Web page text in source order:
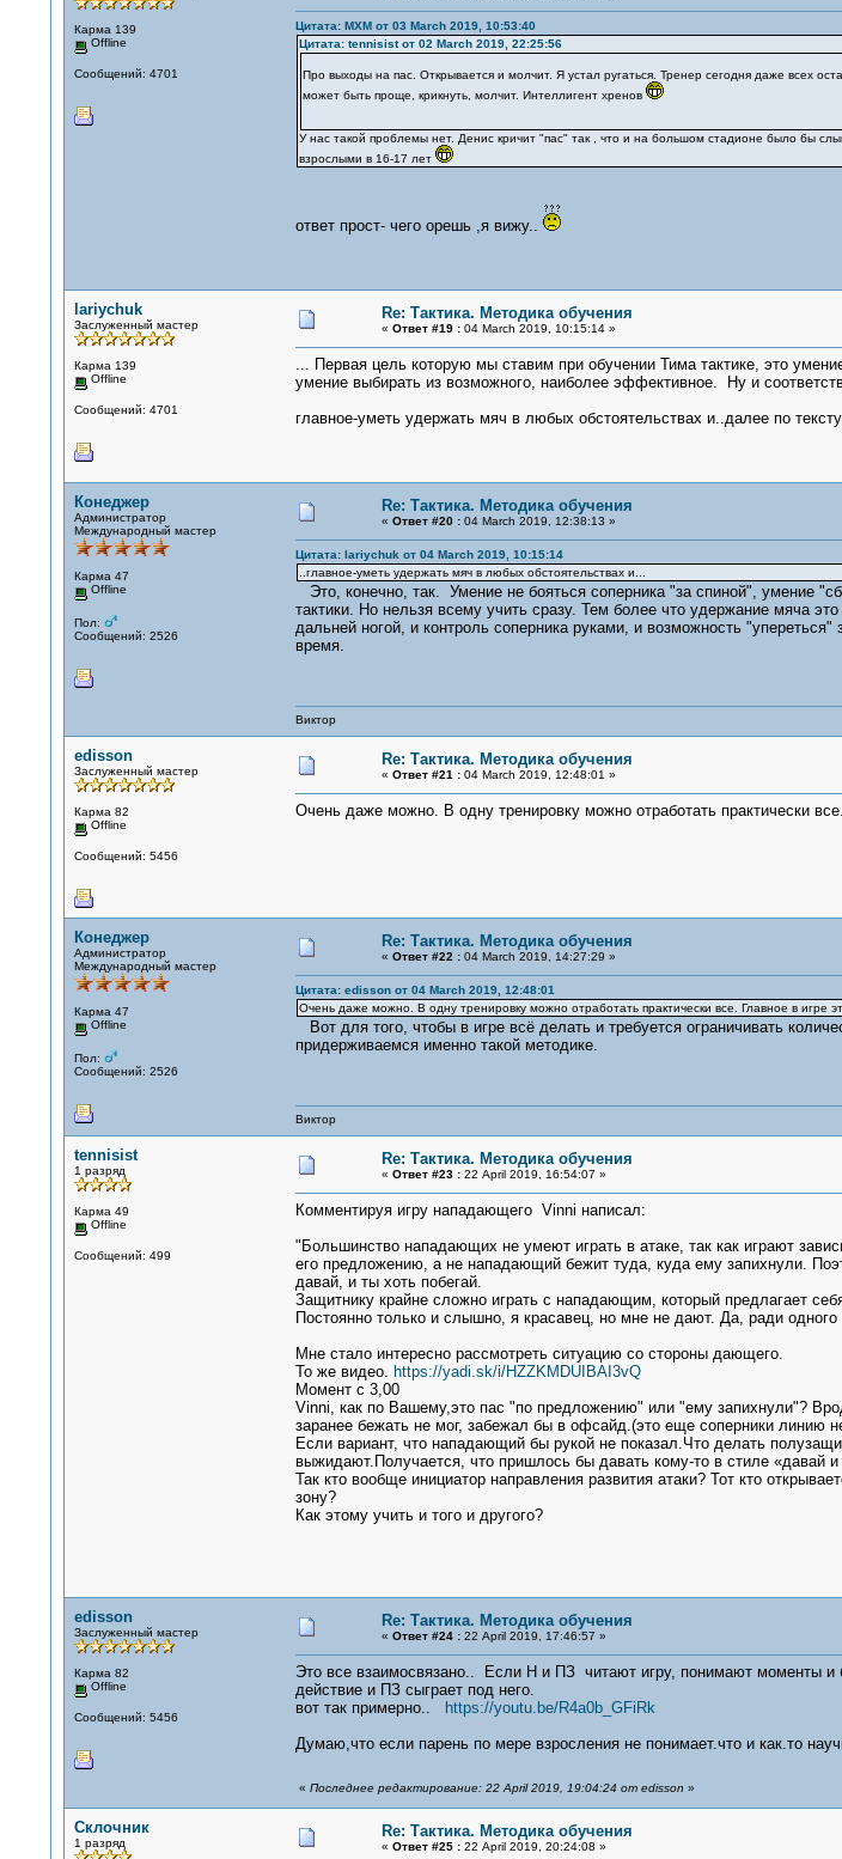
Карма 139
Offline
Сообщений: 4701
Цитата: MXM от 03 March 2019, 10:53:40
Цитата: tennisist от 02 March 2019, 22:25:56
Про выходы на пас. Открывается и молчит. Я устал ругаться. Тренер сегодня даже всех
может быть проще, крикнуть, молчит. Интеллигент хренов
У нас такой проблемы нет. Денис кричит "пас" так , что и на большом стадионе было бы
взрослыми в 16-17 лет
ответ прост- чего орешь ,я вижу..
lariychuk
Заслуженный мастер
Карма 139
Offline
Сообщений: 4701
Re: Тактика. Методика обучения
« Ответ #19 :04 March 2019, 10:15:14 »
... Первая цель которую мы ставим при обучении Тима тактике, это
умение выбирать из возможного, наиболее эффективное. Ну и
главное-уметь удержать мяч в любых обстоятельствах и..далее по
Конеджер
Администратор
Международный мастер
Карма 47
Offline
Пол:
Сообщений: 2526
Re: Тактика. Методика обучения
« Ответ #20 :04 March 2019, 12:38:13 »
Цитата: lariychuk от 04 March 2019, 10:15:14
..главное-уметь удержать мяч в любых обстоятельствах и...
Это, конечно, так. Умение не бояться соперника "за спиной", умение
тактики. Но нельзя всему учить сразу. Тем более что удержание мяча
дальней ногой, и контроль соперника руками, и возможность
время.
Виктор
edisson
Заслуженный мастер
Карма 82
Offline
Сообщений: 5456
Re: Тактика. Методика обучения
« Ответ #21 :04 March 2019, 12:48:01 »
Очень даже можно. В одну тренировку можно отработать практически
Конеджер
Администратор
Международный мастер
Карма 47
Offline
Пол:
Сообщений: 2526
Re: Тактика. Методика обучения
« Ответ #22 :04 March 2019, 14:27:29 »
Цитата: edisson от 04 March 2019, 12:48:01
Очень даже можно. В одну тренировку можно отработать практически все. Главное в игре
Вот для того, чтобы в игре всё делать и требуется ограничивать
придерживаемся именно такой методике.
Виктор
tennisist
1 разряд
Карма 49
Offline
Сообщений: 499
Re: Тактика. Методика обучения
« Ответ #23 :22 April 2019, 16:54:07 »
Комментируя игру нападающего Vinni написал:
"Большинство нападающих не умеют играть в атаке, так как играют
его предложению, а не нападающий бежит туда, куда ему запихнули.
давай, и ты хоть побегай.
Защитнику крайне сложно играть с нападающим, который предлагает
Постоянно только и слышно, я красавец, но мне не дают. Да, ради
Мне стало интересно рассмотреть ситуацию со стороны дающего.
То же видео. https://yadi.sk/i/HZZKMDUIBAI3vQ
Момент с 3,00
Vinni, как по Вашему,это пас "по предложению" или "ему запихнули"?
заранее бежать не мог, забежал бы в офсайд.(это еще соперники
Если вариант, что нападающий бы рукой не показал.Что делать
выжидают.Получается, что пришлось бы давать кому-то в стиле «давай и
Так кто вообще инициатор направления развития атаки? Тот кто
зону?
Как этому учить и того и другого?
edisson
Заслуженный мастер
Карма 82
Offline
Сообщений: 5456
Re: Тактика. Методика обучения
« Ответ #24 :22 April 2019, 17:46:57 »
Это все взаимосвязано.. Если Н и ПЗ читают игру, понимают моменты и
действие и ПЗ сыграет под него.
вот так примерно..
https://youtu.be/R4a0b_GFiRk
Думаю,что если парень по мере взросления не понимает.что и как.то
« Последнее редактирование: 22 April 2019, 19:04:24 от edisson »
Склочник
1 разряд
Re: Тактика. Методика обучения
« Ответ #25 :22 April 2019, 20:24:08 »